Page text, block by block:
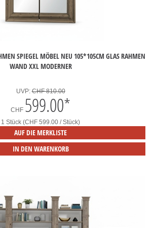
SPIEGEL MÖBEL NEU 105*105CM GLAS RAHMEN
WAND XXL MODERNER
UVP:CHF 810.00
CHF 599.00*
1 Stück (CHF 599.00 / Stück)
AUF DIE MERKLISTE
IN DEN WARENKORB